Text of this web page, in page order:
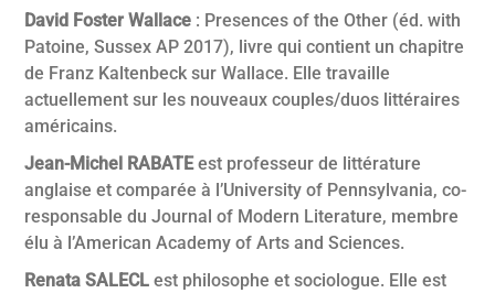
David Foster Wallace : Presences of the Other (éd. with
Patoine, Sussex AP 2017), livre qui contient un chapitre
de Franz Kaltenbeck sur Wallace. Elle travaille
actuellement sur les nouveaux couples/duos littéraires
américains.
Jean-Michel RABATEest professeur de littérature
anglaise et comparée à l’University of Pennsylvania, co-
responsable du Journal of Modern Literature, membre
élu à l’American Academy of Arts and Sciences.
Renata SALECL est philosophe et sociologue. Elle est